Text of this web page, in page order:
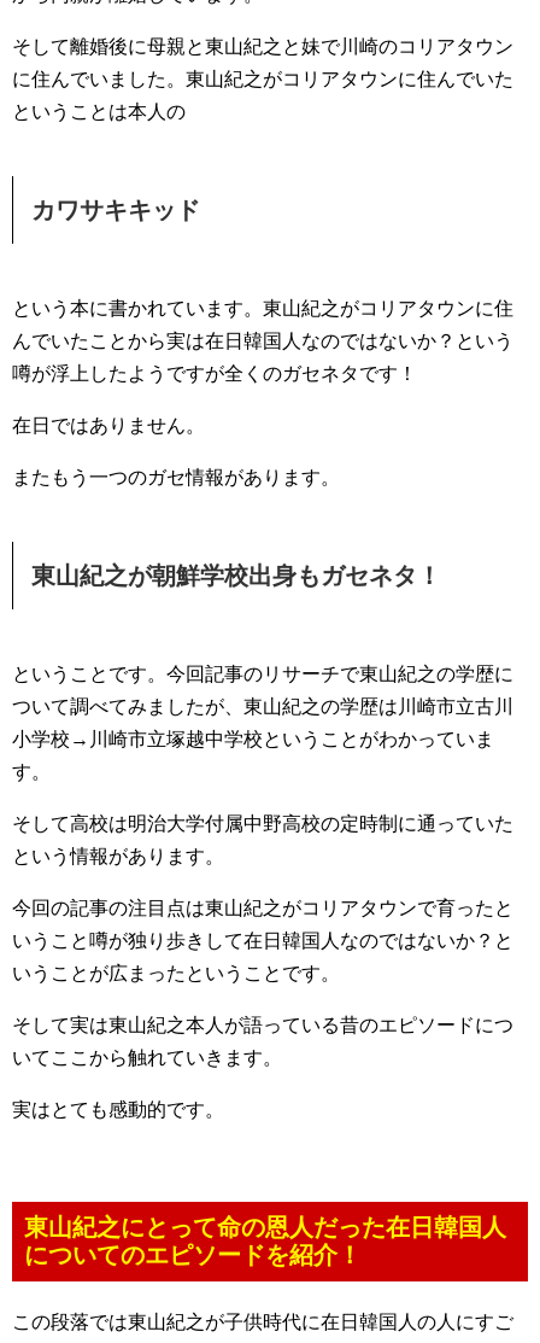
そして離婚後に母親と東山紀之と妹で川崎のコリアタウン
に住んでいました。東山紀之がコリアタウンに住んでいた
ということは本人の
カワサキキッド
という本に書かれています。東山紀之がコリアタウンに住
んでいたことから実は在日韓国人なのではないか？という
噂が浮上したようですが全くのガセネタです！
在日ではありません。
またもう一つのガセ情報があります。
東山紀之が朝鮮学校出身もガセネタ！
ということです。今回記事のリサーチで東山紀之の学歴に
ついて調べてみましたが、東山紀之の学歴は川崎市立古川
小学校→川崎市立塚越中学校ということがわかっていま
す。
そして高校は明治大学付属中野高校の定時制に通っていた
という情報があります。
今回の記事の注目点は東山紀之がコリアタウンで育ったと
いうこと噂が独り歩きして在日韓国人なのではないか？と
いうことが広まったということです。
そして実は東山紀之本人が語っている昔のエピソードにつ
いてここから触れていきます。
実はとても感動的です。
東山紀之にとって命の恩人だった在日韓国人
についてのエピソードを紹介！
この段落では東山紀之が子供時代に在日韓国人の人にすご